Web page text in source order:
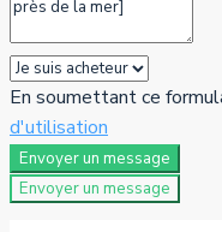
En soumettant ce
d'utilisation
Envoyer un message
Envoyer un message